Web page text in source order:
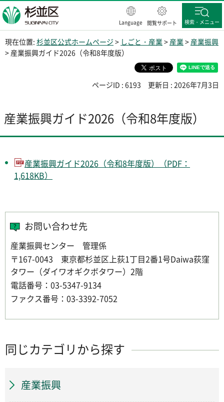
杉並区
Language 閲覧サポート 検索・メニュー
現在位置: 杉並区公式ホームページ > しごと・産業 > 産業 > 産業振興
> 産業振興ガイド2026（令和8年度版）
ページID : 6193 更新日 : 2026年7月3日
産業振興ガイド2026（令和8年度版）
産業振興ガイド2026（令和8年度版）（PDF：
1,618KB）
お問い合わせ先
産業振興センター 管理係
〒167-0043 東京都杉並区上荻1丁目2番1号Daiwa荻窪
タワー（ダイワオギクボタワー）2階
電話番号：03-5347-9134
ファクス番号：03-3392-7052
同じカテゴリから探す
産業振興